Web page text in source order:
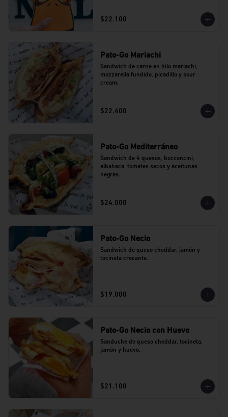
$22.100
Pato-Go Mariachi
Sandwich de carne en hilo mariachi,
mozzarella fundido, picadillo y sour
cream.
$22.400
Pato-Go Mediterráneo
Sandwich de 4 quesos, bocconcini,
albahaca, tomates secos y aceitunas
negras.
$24.000
Pato-Go Necio
Sandwich de queso cheddar, jamón y
tocineta crocante.
$19.000
Pato-Go Necio con Huevo
Sanduche de queso cheddar, tocineta,
jamón y huevo.
$21.100